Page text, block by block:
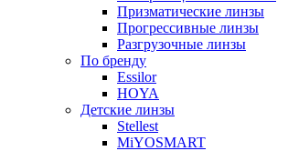
Призматические линзы
Прогрессивные линзы
Разгрузочные линзы
По бренду
Essilor
HOYA
Детские линзы
Stellest
MiYOSMART